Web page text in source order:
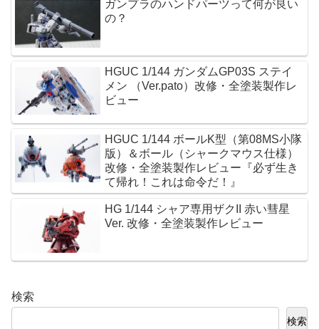
ガンプラのハンドパーツって何が良い
の？
HGUC 1/144 ガンダムGP03S ステイ
メン （Ver.pato）改修・全塗装製作レ
ビュー
HGUC 1/144 ボールK型（第08MS小隊
版）＆ボール（シャークマウス仕様）
改修・全塗装製作レビュー『必ず生き
て帰れ！これは命令だ！』
HG 1/144 シャア専用ザクII 赤い彗星
Ver. 改修・全塗装製作レビュー
検索
検索